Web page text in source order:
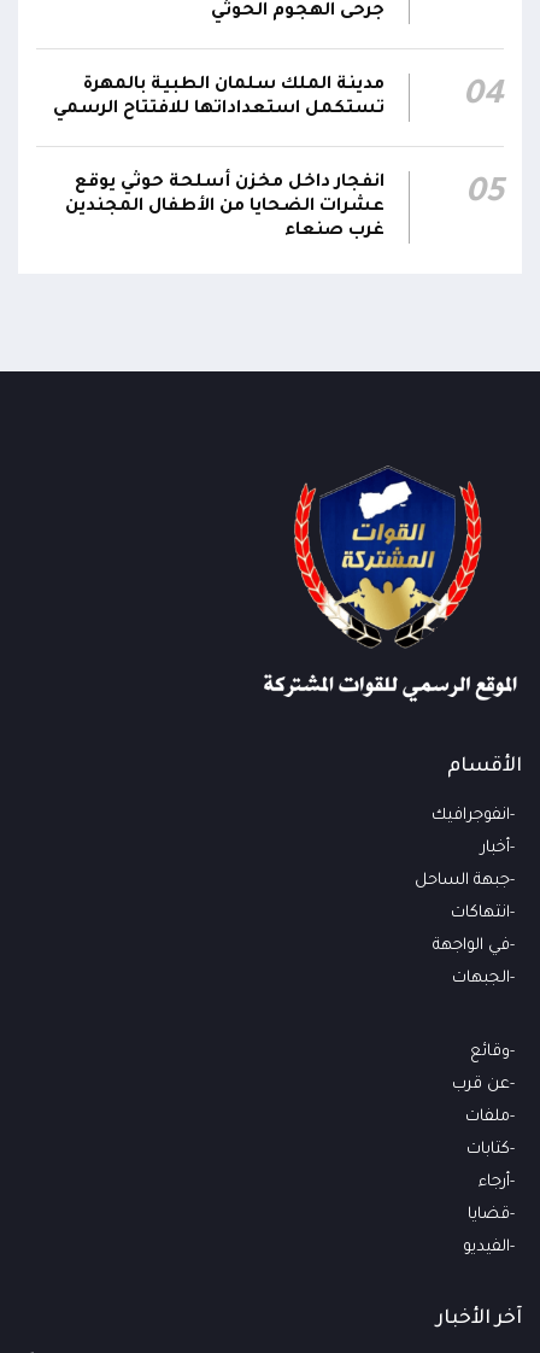
جرحى الهجوم الحوثي
04
مدينة الملك سلمان الطبية بالمهرة
تستكمل استعداداتها للافتتاح الرسمي
05
انفجار داخل مخزن أسلحة حوثي يوقع
عشرات الضحايا من الأطفال المجندين
غرب صنعاء
الأقسام
انفوجرافيك
أخبار
جبهة الساحل
انتهاكات
في الواجهة
الجبهات
وقائع
عن قرب
ملفات
كتابات
أرجاء
قضايا
الفيديو
آخر الأخبار